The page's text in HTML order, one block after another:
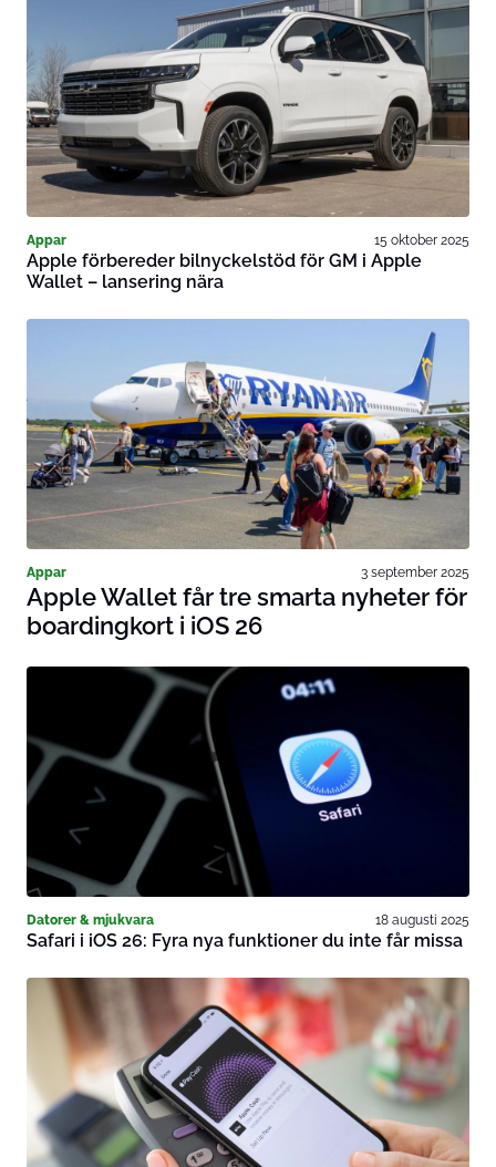
Appar 15 oktober 2025
Apple förbereder bilnyckelstöd för GM i Apple
Wallet – lansering nära
Appar 3 september 2025
Apple Wallet får tre smarta nyheter för
boardingkort i iOS 26
Datorer & mjukvara 18 augusti 2025
Safari i iOS 26: Fyra nya funktioner du inte får missa